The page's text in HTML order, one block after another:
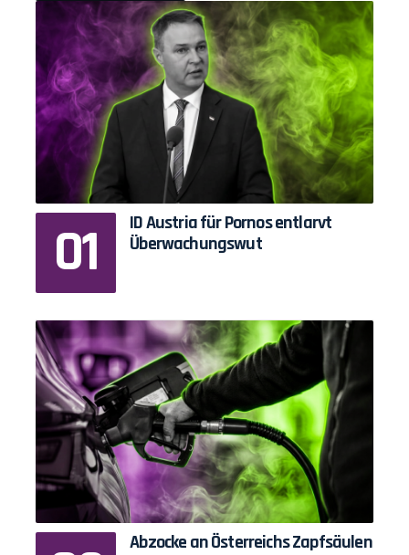
ID Austria für Pornos entlarvt
Überwachungswut
Abzocke an Österreichs Zapfsäulen